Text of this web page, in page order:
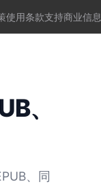
使用条款支持商业信息
、
、同